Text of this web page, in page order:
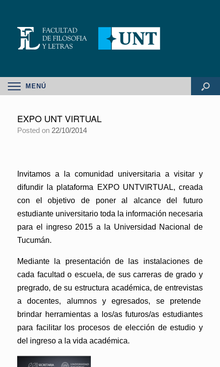
MENÚ
EXPO UNT VIRTUAL
Posted on 22/10/2014
Invitamos a la comunidad universitaria a visitar y
difundir la plataforma
EXPO UNTVIRTUAL, creada
con el objetivo de poner al alcance del futuro
estudiante universitario toda la información necesaria
para el ingreso 2015 a la Universidad Nacional de
Tucumán.
Mediante la presentación de las instalaciones de
cada facultad o escuela, de sus carreras de grado y
pregrado, de su estructura académica, de entrevistas
a docentes, alumnos y egresados, se pretende
brindar herramientas a los/as futuros/as estudiantes
para facilitar los procesos de elección de estudio y
del ingreso a la vida académica.